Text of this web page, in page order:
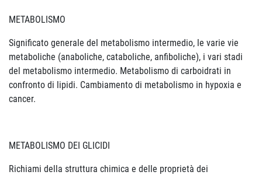
METABOLISMO
Significato generale del metabolismo intermedio, le varie vie
metaboliche (anaboliche, cataboliche, anfiboliche), i vari stadi
del metabolismo intermedio. Metabolismo di carboidrati in
confronto di lipidi. Cambiamento di metabolismo in hypoxia e
cancer.
METABOLISMO DEI GLICIDI
Richiami della struttura chimica e delle proprietà dei